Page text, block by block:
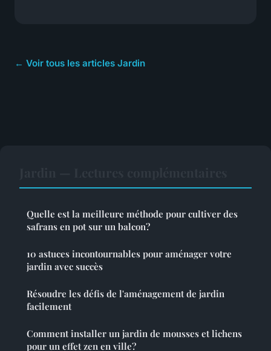
← Voir tous les articles Jardin
Quelle est la meilleure méthode pour cultiver des
safrans en pot sur un balcon?
10 astuces incontournables pour aménager votre
jardin avec succès
Résoudre les défis de l'aménagement de jardin
facilement
Comment installer un jardin de mousses et lichens
pour un effet zen en ville?